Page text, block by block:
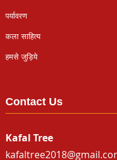
पर्यावरण
कला साहित्य
हमसे जुड़िये
Contact Us
Kafal Tree